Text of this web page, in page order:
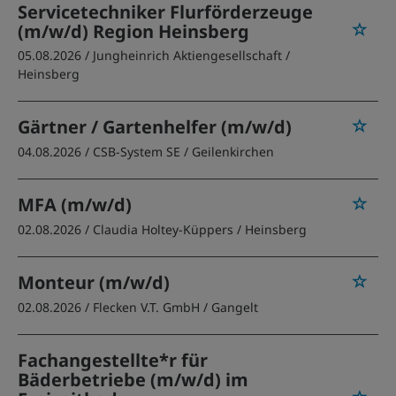
Servicetechniker Flurförderzeuge
(m/w/d) Region Heinsberg
05.08.2026 / Jungheinrich Aktiengesellschaft /
Heinsberg
Gärtner / Gartenhelfer (m/w/d)
04.08.2026 / CSB-System SE / Geilenkirchen
MFA (m/w/d)
02.08.2026 / Claudia Holtey-Küppers / Heinsberg
Monteur (m/w/d)
02.08.2026 / Flecken V.T. GmbH / Gangelt
Fachangestellte*r für
Bäderbetriebe (m/w/d) im